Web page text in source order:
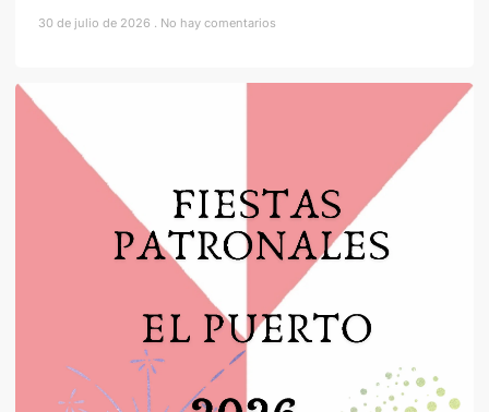
30 de julio de 2026 No hay comentarios